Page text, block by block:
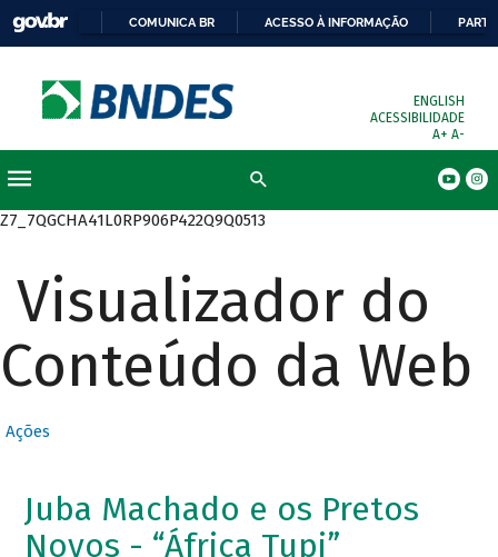
COMUNICA BR ACESSO À INFORMAÇÃO
ENGLISH
ACESSIBILIDADE
A+ A-
Z7_7QGCHA41L0RP906P422Q9Q0513
Visualizador do
Conteúdo da Web
Ações
Juba Machado e os Pretos
Novos - “África Tupi”